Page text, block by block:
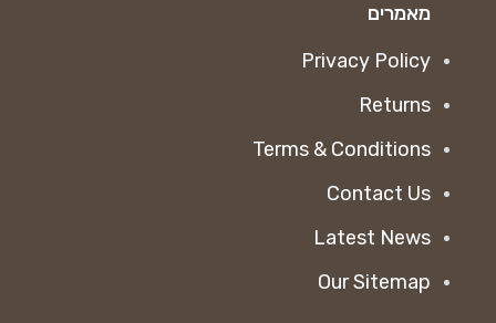
מאמרים
Privacy Policy
Returns
Terms & Conditions
Contact Us
Latest News
Our Sitemap